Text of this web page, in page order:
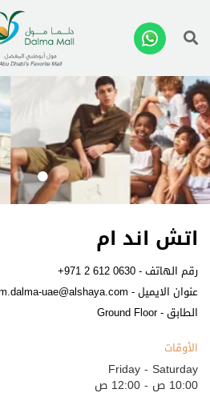
اتش اند ام
رقم الهاتف -+971 2 612 0630
عنوان الايميل -uae@alshaya.com
الطابق - Ground Floor
الأوقات
Friday - Saturday
10:00 ص - 12:00 ص